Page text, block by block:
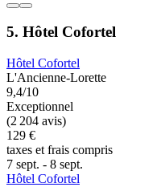
5. Hôtel Cofortel
Hôtel Cofortel
L'Ancienne-Lorette
9,4/10
Exceptionnel
(2 204 avis)
129 €
taxes et frais compris
7 sept. - 8 sept.
Hôtel Cofortel